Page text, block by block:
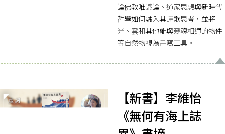
論佛教唯識論、道家思想與新時代
哲學如何融入其詩歌思考，並將
光、雲和其他能與靈魂相通的物件
等自然物視為書寫工具。
【新書】李維怡
《無何有海上誌